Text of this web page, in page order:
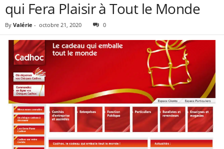
qui Fera Plaisir à Tout le Monde
By Valérie - octobre 21, 2020 0